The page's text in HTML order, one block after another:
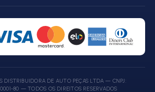
DISTRIBUIDORA DE AUTO PEÇAS LTDA — CNPJ:
80 — TODOS OS DIREITOS RESERVADOS